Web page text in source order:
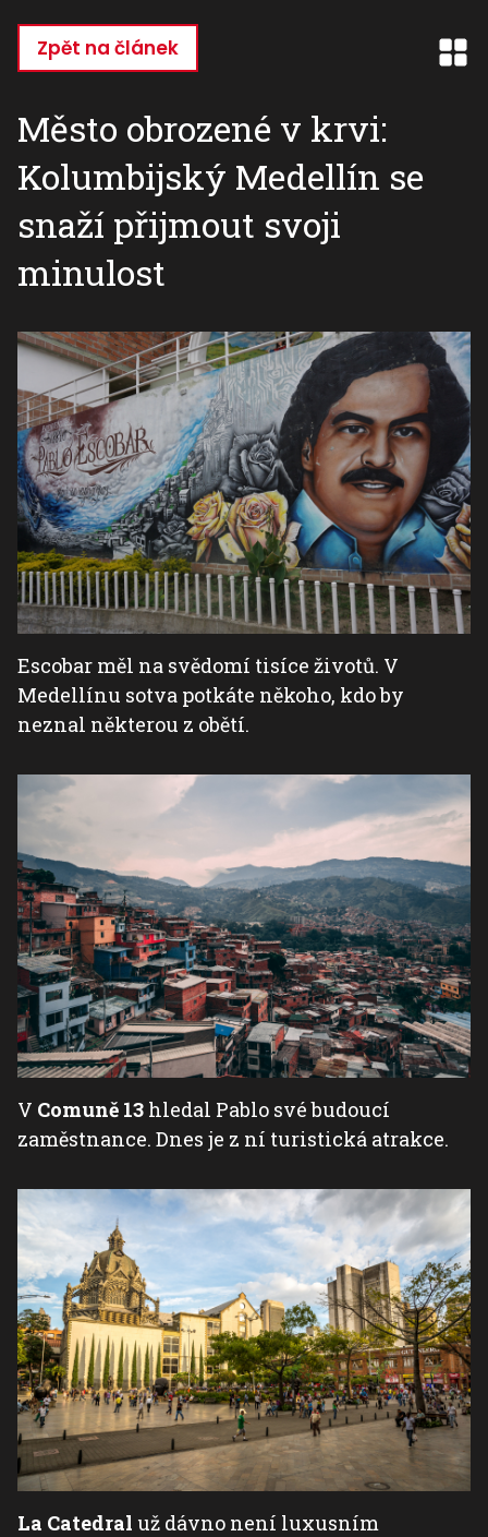
hlavnímu
Zpět na článek
Město obrozené v krvi:
Kolumbijský Medellín se
snaží přijmout svoji
minulost
Escobar měl na svědomí tisíce životů. V
Medellínu sotva potkáte někoho, kdo by
neznal některou z obětí.
V Comuně 13 hledal Pablo své budoucí
zaměstnance. Dnes je z ní turistická atrakce.
La Catedral už dávno není luxusním